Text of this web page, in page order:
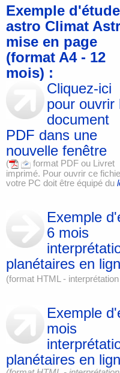
Exemple d'étude
astro Climat
mise en page
(format A4 - 12
mois) :
Cliquez-ici
pour ouvrir
document
PDF dans une
nouvelle fenêtre
(
format PDF ou Livret
imprimé. Pour ouvrir ce
votre PC doit être équipé du
Exemple
6 mois
planétaires en
(format HTML -
Exemple
mois
planétaires en